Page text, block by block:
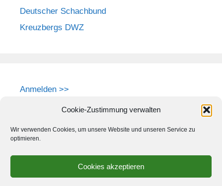
Cookie-Zustimmung verwalten
Wir verwenden Cookies, um unsere Website und unseren Service zu
optimieren.
Cookies akzeptieren
Deutscher Schachbund
Kreuzbergs DWZ
Anmelden >>